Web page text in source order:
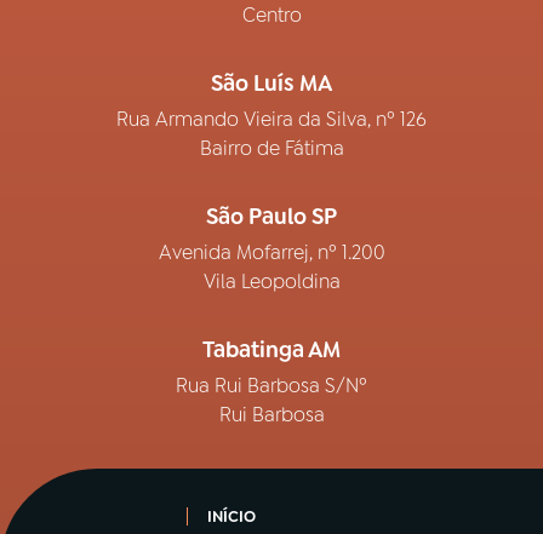
Centro
São Luís MA
Rua Armando Vieira da Silva, nº 126
Bairro de Fátima
São Paulo SP
Avenida Mofarrej, nº 1.200
Vila Leopoldina
Tabatinga AM
Rua Rui Barbosa S/Nº
Rui Barbosa
INÍCIO